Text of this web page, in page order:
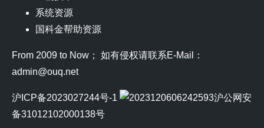
系统资源
国科金帮助资源
From 2009 to Now； 如有侵权请联系E-Mail：
admin@ouq.net
沪ICP备2023027244号-1
沪公网安
备31012102000138号